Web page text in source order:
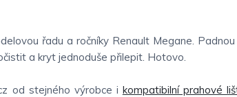
řadu a ročníky Renault Megane.
a kryt jednoduše přilepit. Hotovo.
od stejného výrobce i kompatibilní prahové